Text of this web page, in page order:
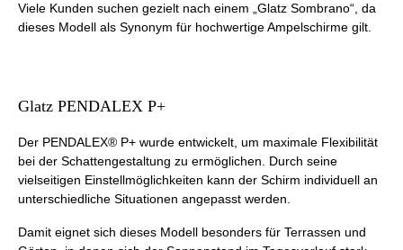
Viele Kunden suchen gezielt nach einem „Glatz Sombrano“, da
dieses Modell als Synonym für hochwertige Ampelschirme gilt.
Glatz PENDALEX P+
Der PENDALEX® P+ wurde entwickelt, um maximale Flexibilität
bei der Schattengestaltung zu ermöglichen. Durch seine
vielseitigen Einstellmöglichkeiten kann der Schirm individuell an
unterschiedliche Situationen angepasst werden.
Damit eignet sich dieses Modell besonders für Terrassen und